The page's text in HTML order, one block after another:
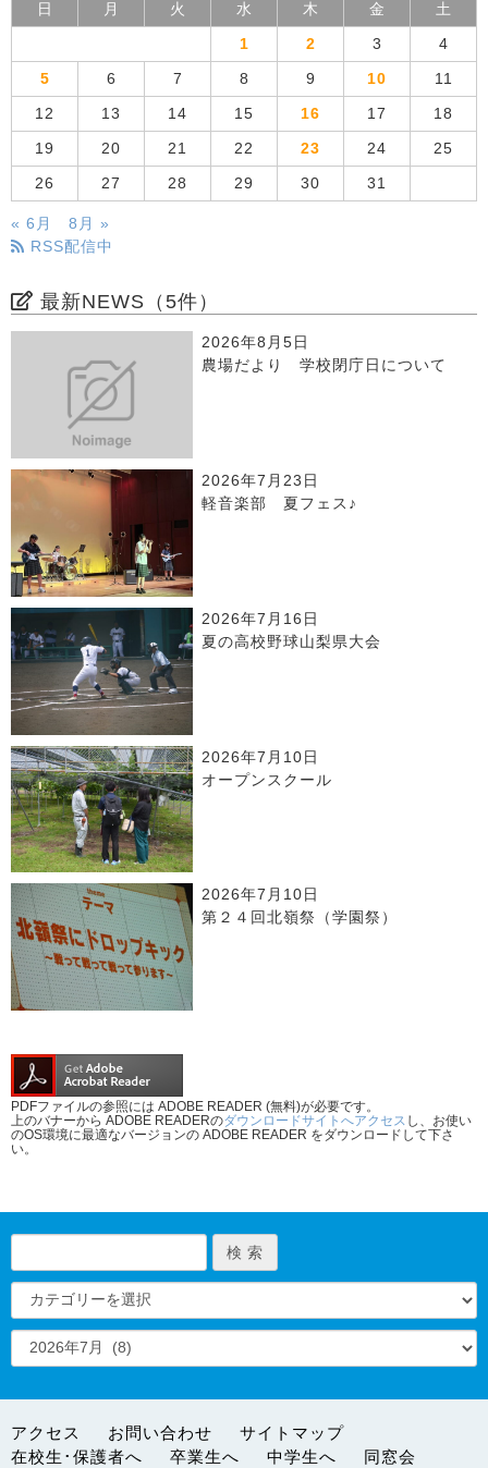
日 月 火 水 木 金 土
1 2 3 4
5 6 7 8 9 10 11
12 13 14 15 16 17 18
19 20 21 22 23 24 25
26 27 28 29 30 31
« 6月
8月 »
RSS配信中
最新NEWS（5件）
2026年8月5日
農場だより 学校閉庁日について
2026年7月23日
軽音楽部 夏フェス♪
2026年7月16日
夏の高校野球山梨県大会
2026年7月10日
オープンスクール
2026年7月10日
第２４回北嶺祭（学園祭）
PDFファイルの参照には ADOBE READER (無料)が必要です。
上のバナーから ADOBE READERのダウンロードサイトへアクセス し、お使い
のOS環境に最適なバージョンの ADOBE READER をダウンロードして下さ
い。
アクセス お問い合わせ
サイトマップ
在校生･保護者へ
卒業生へ 中学生へ 同窓会